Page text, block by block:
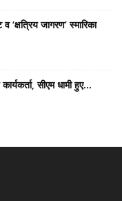
‘क्षत्रिय जागरण’ स्मारिका
सीएम धामी हुए...